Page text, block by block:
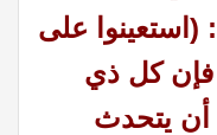
على
فإن كل ذي
أن يتحدث